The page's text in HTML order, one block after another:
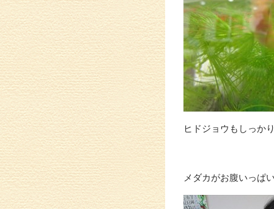
ヒドジョウもしっか
メダカがお腹いっぱ